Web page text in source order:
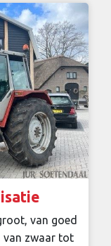
van goed
van zwaar tot